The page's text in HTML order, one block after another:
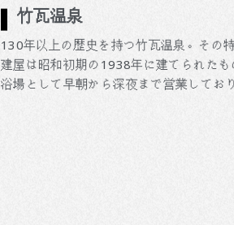
竹瓦温泉
130年以上の歴史を持つ竹瓦温泉。その
建屋は昭和初期の1938年に建てられた
浴場として早朝から深夜まで営業してお